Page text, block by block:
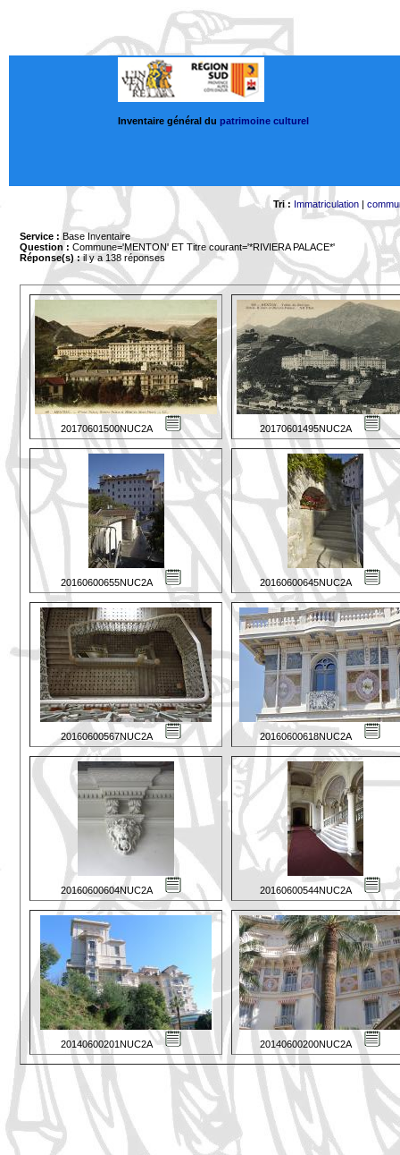
Inventaire général du patrimoine culturel
Tri : Immatriculation |
Service : Base Inventaire
Question : Commune='MENTON' ET Titre courant='*RIVIERA PALACE*'
Réponse(s) :il y a 138 réponses
20170601500NUC2A 20170601495NUC2A
20160600655NUC2A 20160600645NUC2A
20160600567NUC2A 20160600618NUC2A
20160600604NUC2A 20160600544NUC2A
20140600201NUC2A 20140600200NUC2A